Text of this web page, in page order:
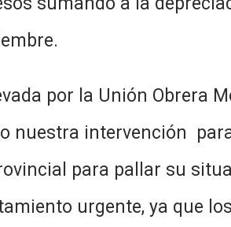
Unión Obrera
nuestra intervención
para pallar su
urgente, ya que